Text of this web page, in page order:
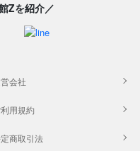
Zを紹介／
会社
利用規約
商取引法